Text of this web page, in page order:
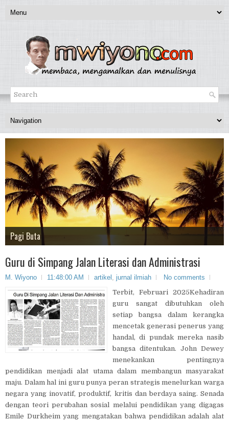
Sungai
Pagi Buta
Malam
Gunung
Siang
Guru di Simpang Jalan Literasi dan Administrasi
M. Wiyono 11:48:00 AM artikel , jurnal ilmiah
No comments
Terbit, Februari 2025Kehadiran
guru sangat dibutuhkan oleh
setiap bangsa dalam kerangka
mencetak generasi penerus yang
handal, di pundak mereka nasib
bangsa ditentukan. John Dewey
menekankan pentingnya
pendidikan menjadi alat utama dalam membangun masyarakat
maju. Dalam hal ini guru punya peran strategis menelurkan warga
negara yang inovatif, produktif, kritis dan berdaya saing. Senada
dengan teori perubahan sosial melalui pendidikan yang digagas
Emile Durkheim yang mengatakan bahwa pendidikan adalah alat